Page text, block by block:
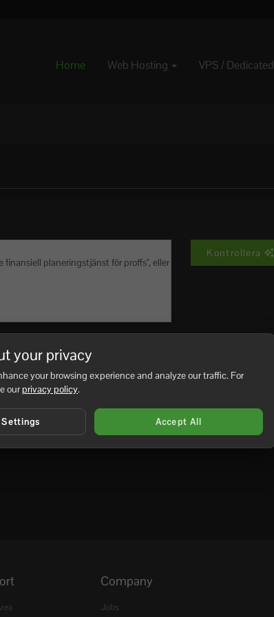
Home Web Hosting VPS / Dedicated
Kontrollera
Company
Jobs
your privacy
your browsing experience and analyze our traffic. For
ourprivacy policy.
Settings Accept All